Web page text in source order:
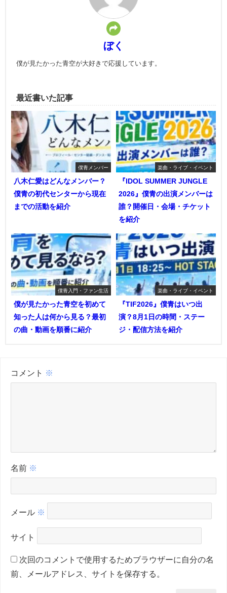
ぼく
僕が見たかった青空が大好きで応援しています。
最近書いた記事
僕青メンバー
八木仁愛はどんなメンバー？
僕青の初代センターから現在
までの活動を紹介
楽曲・ライブ・イベント
『IDOL SUMMER JUNGLE
2026』僕青の出演メンバーは
誰？開催日・会場・チケット
を紹介
僕青入門・ファン生活
僕が見たかった青空を初めて
知った人は何から見る？最初
の曲・動画を順番に紹介
楽曲・ライブ・イベント
『TIF2026』僕青はいつ出
演？8月1日の時間・ステー
ジ・配信方法を紹介
コメント ※
名前 ※
メール ※
サイト
次回のコメントで使用するためブラウザーに自分の名
前、メールアドレス、サイトを保存する。